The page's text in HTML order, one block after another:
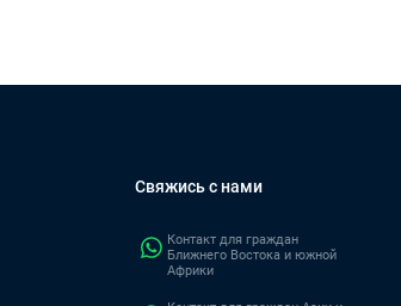
Свяжись с нами
Контакт для граждан
Ближнего Востока и южной
Африки